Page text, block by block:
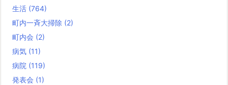
生活 (764)
町内一斉大掃除 (2)
町内会 (2)
病気 (11)
病院 (119)
発表会 (1)